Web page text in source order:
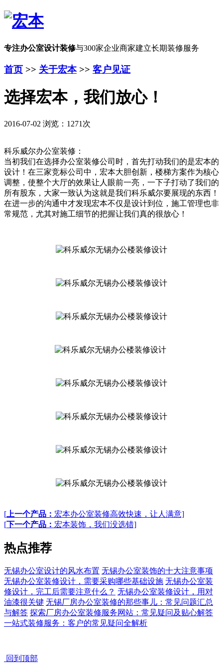
专注办公室设计装修与300家企业商家建立长期装修服务
首页 >> 关于宏本>> 客户见证
选择宏本，我们放心！
2016-07-02 浏览：1271次
科乐威尔办公室装修：
当初我们在选择办公室装修公司时，首先打动我们的是宏本的
设计！在三家竞标公司中，宏本大胆创新，楼梯方案作为核心
调整，使整个大厅的效果让人眼前一亮，一下子打动了我们的
所有股东，大家一致认为这就是我们科乐威尔要展现的东西！
在进一步的沟通中才发现宏本不仅是设计到位，施工管理也非
常规范，尤其对施工细节的把握让我们真的很放心！
[上一个产品： 宏本办公室装修高效快速，让人满意]
[ 下一个产品： 宏本装饰，我们没选错]
热点推荐
无锡办公室设计的风水布置 无锡办公室装饰的十大注意事项
无锡办公室装修设计，需要采购哪些基础设施 无锡办公室装
修设计，完工后需要注意什么？ 无锡办公室装修设计，用对
油漆很关键 无锡厂房办公室装修的那些事儿：常见问题汇总
与解答 探索厂房办公室装修服务网站：常见疑问及贴心解答
一站式装修服务：客户的常见疑问全解析
回到顶部